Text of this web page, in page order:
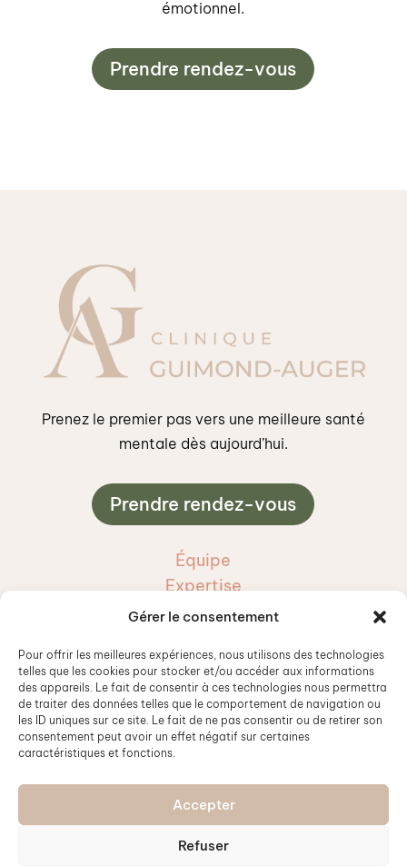
Gérer le consentement
Pour offrir les meilleures expériences, nous utilisons des technologies
telles que les cookies pour stocker et/ou accéder aux informations
des appareils. Le fait de consentir à ces technologies nous permettra
de traiter des données telles que le comportement de navigation ou
les ID uniques sur ce site. Le fait de ne pas consentir ou de retirer son
consentement peut avoir un effet négatif sur certaines
caractéristiques et fonctions.
Accepter
Refuser
émotionnel.
Prendre rendez-vous
Prenez le premier pas vers une meilleure santé
mentale dès aujourd’hui.
Prendre rendez-vous
Équipe
Expertise
Services et tarifs
 Courriel
info@cliniquega.ca
© 2026 Clinique Guimond-Auger. Tous droits